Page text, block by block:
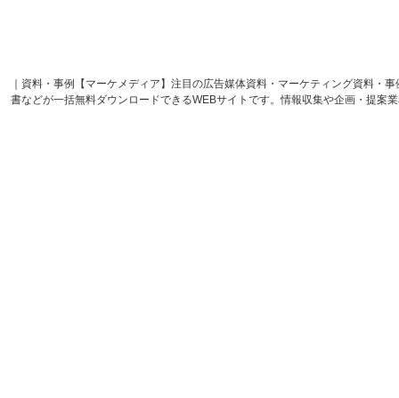
｜資料・事例【マーケメディア】注目の広告媒体資料・マーケティング資料・
書などが一括無料ダウンロードできるWEBサイトです。情報収集や企画・提案